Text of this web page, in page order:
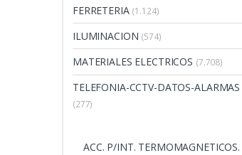
FERRETERIA (1.124)
ILUMINACION (574)
MATERIALES ELECTRICOS (7.708)
TELEFONIA-CCTV-DATOS-ALARMAS
(277)
ACC. P/INT. TERMOMAGNETICOS.